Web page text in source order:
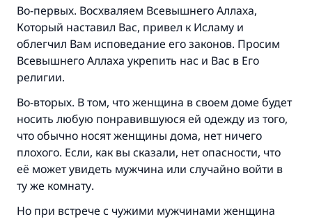
Во-первых. Восхваляем Всевышнего Аллаха,
Который наставил Вас, привел к Исламу и
облегчил Вам исповедание его законов. Просим
Всевышнего Аллаха укрепить нас и Вас в Его
религии.
Во-вторых. В том, что женщина в своем доме будет
носить любую понравившуюся ей одежду из того,
что обычно носят женщины дома, нет ничего
плохого. Если, как вы сказали, нет опасности, что
её может увидеть мужчина или случайно войти в
ту же комнату.
Но при встрече с чужими мужчинами женщина